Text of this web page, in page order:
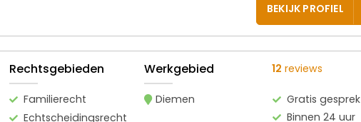
BEKIJK PROFIEL
Rechtsgebieden
Familierecht
Echtscheidingsrecht
Werkgebied
Diemen
12 reviews
Gratis gesprek
Binnen 24 uur